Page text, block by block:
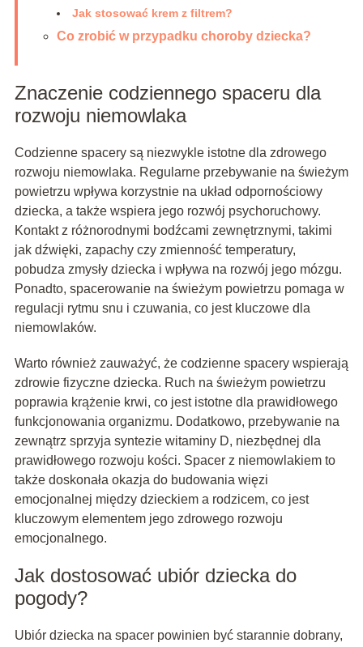
Jak stosować krem z filtrem?
Co zrobić w przypadku choroby dziecka?
Znaczenie codziennego spaceru dla
rozwoju niemowlaka
Codzienne spacery są niezwykle istotne dla zdrowego
rozwoju niemowlaka. Regularne przebywanie na świeżym
powietrzu wpływa korzystnie na układ odpornościowy
dziecka, a także wspiera jego rozwój psychoruchowy.
Kontakt z różnorodnymi bodźcami zewnętrznymi, takimi
jak dźwięki, zapachy czy zmienność temperatury,
pobudza zmysły dziecka i wpływa na rozwój jego mózgu.
Ponadto, spacerowanie na świeżym powietrzu pomaga w
regulacji rytmu snu i czuwania, co jest kluczowe dla
niemowlaków.
Warto również zauważyć, że codzienne spacery wspierają
zdrowie fizyczne dziecka. Ruch na świeżym powietrzu
poprawia krążenie krwi, co jest istotne dla prawidłowego
funkcjonowania organizmu. Dodatkowo, przebywanie na
zewnątrz sprzyja syntezie witaminy D, niezbędnej dla
prawidłowego rozwoju kości. Spacer z niemowlakiem to
także doskonała okazja do budowania więzi
emocjonalnej między dzieckiem a rodzicem, co jest
kluczowym elementem jego zdrowego rozwoju
emocjonalnego.
Jak dostosować ubiór dziecka do
pogody?
Ubiór dziecka na spacer powinien być starannie dobrany,